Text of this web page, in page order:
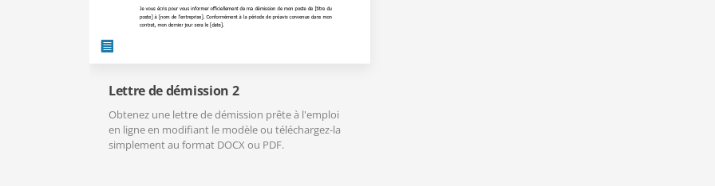
Lettre de démission 2
Obtenez une lettre de démission prête à l'emploi
en ligne en modifiant le modèle ou téléchargez-la
simplement au format DOCX ou PDF.